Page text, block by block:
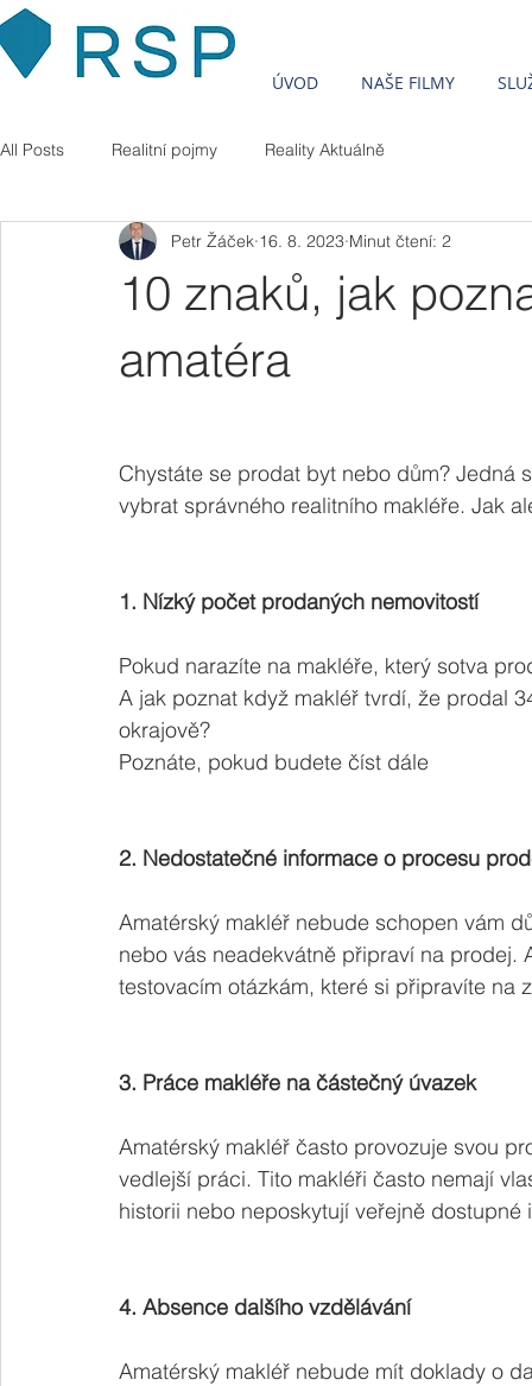
ÚVOD NAŠE FILMY
All Posts Realitní pojmy Reality Aktuálně
10 znaků, jak
amatéra
Petr Žáček 16. 8. 2023 Minut čtení: 2
Chystáte se prodat byt nebo dům? Jedná
vybrat správného realitního makléře. Jak
1. Nízký počet prodaných nemovitostí
Pokud narazíte na makléře, který sotva
A jak poznat když makléř tvrdí, že prodal
okrajově?
Poznáte, pokud budete číst dále
2. Nedostatečné informace o procesu
Amatérský makléř nebude schopen vám
nebo vás neadekvátně připraví na
testovacím otázkám, které si připravíte na
3. Práce makléře na částečný úvazek
Amatérský makléř často provozuje svou
vedlejší práci. Tito makléři často nemají
historii nebo neposkytují veřejně
4. Absence dalšího vzdělávání
Amatérský makléř nebude mít doklady o